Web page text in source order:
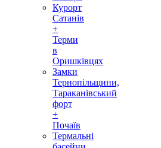
Курорт
Сатанів
+
Терми
в
Оришківцях
Замки
Тернопільщини,
Тараканівський
форт
+
Почаїв
Термальні